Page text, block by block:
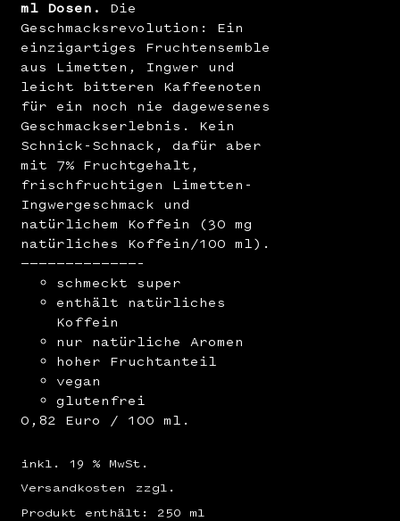
ml Dosen.
Die
Geschmacksrevolution: Ein
einzigartiges Fruchtensemble
aus Limetten, Ingwer und
leicht bitteren Kaffeenoten
für ein noch nie dagewesenes
Geschmackserlebnis. Kein
Schnick-Schnack, dafür aber
mit 7% Fruchtgehalt,
frischfruchtigen Limetten-
Ingwergeschmack und
natürlichem Koffein (30 mg
natürliches Koffein/100 ml).
—————————————–
schmeckt super
enthält natürliches
Koffein
nur natürliche Aromen
hoher Fruchtanteil
vegan
glutenfrei
0,82 Euro / 100 ml.
inkl. 19 % MwSt.
zzgl.
Versandkosten
Produkt enthält: 250 ml